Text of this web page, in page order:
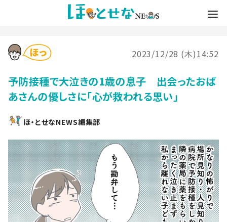
2023/12/28 (木)14:52
予防接種で大泣きの1歳の息子 出会ったおば
あさんの優しさに「心が救われる思い」
ほ・とせなNEWS編集部